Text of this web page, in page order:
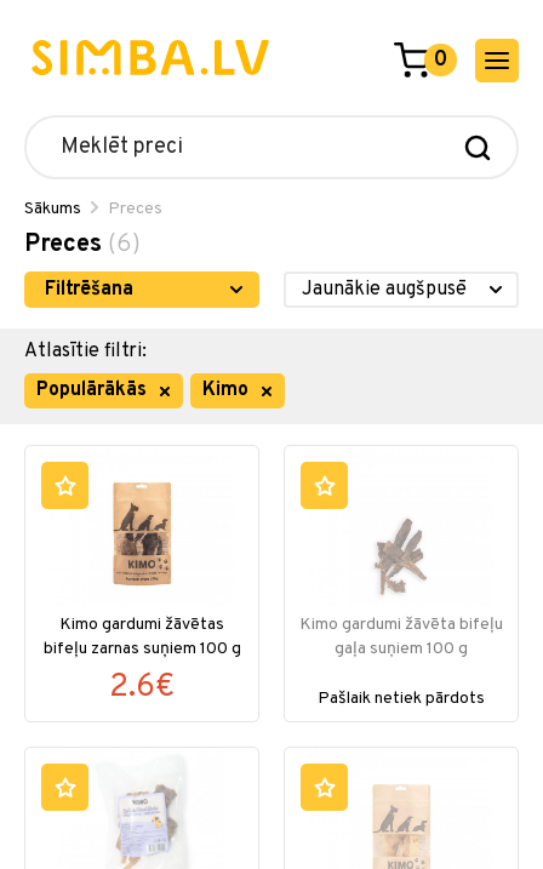
0
Sākums Preces
Preces (6)
Filtrēšana
Atlasītie filtri:
Populārākās
Kimo
Kimo gardumi žāvētas
bifeļu zarnas suņiem 100 g
2.6€
Kimo gardumi žāvēta bifeļu
gaļa suņiem 100 g
Pašlaik netiek pārdots